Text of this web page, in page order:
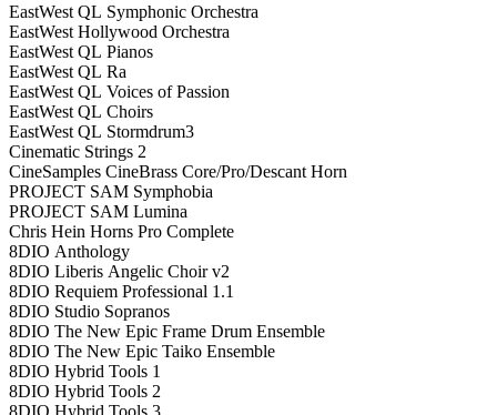
EastWest QL Symphonic Orchestra
EastWest Hollywood Orchestra
EastWest QL Pianos
EastWest QL Ra
EastWest QL Voices of Passion
EastWest QL Choirs
EastWest QL Stormdrum3
Cinematic Strings 2
CineSamples CineBrass Core/Pro/Descant Horn
PROJECT SAM Symphobia
PROJECT SAM Lumina
Chris Hein Horns Pro Complete
8DIO Anthology
8DIO Liberis Angelic Choir v2
8DIO Requiem Professional 1.1
8DIO Studio Sopranos
8DIO The New Epic Frame Drum Ensemble
8DIO The New Epic Taiko Ensemble
8DIO Hybrid Tools 1
8DIO Hybrid Tools 2
8DIO Hybrid Tools 3